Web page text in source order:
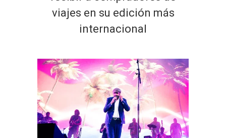
viajes en su edición más
internacional